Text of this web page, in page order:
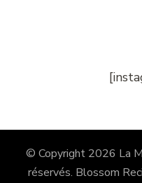
© Copyright 2026 La
réservés. Blossom